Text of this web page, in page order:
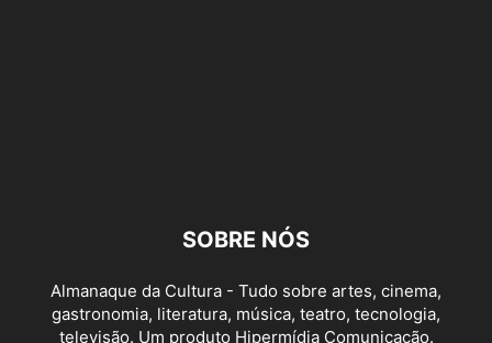
SOBRE NÓS
Almanaque da Cultura - Tudo sobre artes, cinema,
gastronomia, literatura, música, teatro, tecnologia,
televisão. Um produto Hipermídia Comunicação.